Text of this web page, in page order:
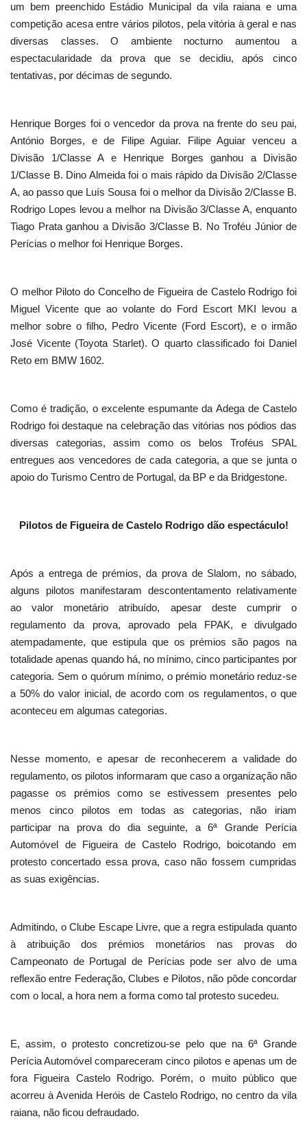
um bem preenchido Estádio Municipal da vila raiana e uma
competição acesa entre vários pilotos, pela vitória à geral e nas
diversas classes. O ambiente nocturno aumentou a
espectacularidade da prova que se decidiu, após cinco
tentativas, por décimas de segundo.
Henrique Borges foi o vencedor da prova na frente do seu pai,
António Borges, e de Filipe Aguiar. Filipe Aguiar venceu a
Divisão 1/Classe A e Henrique Borges ganhou a Divisão
1/Classe B. Dino Almeida foi o mais rápido da Divisão 2/Classe
A, ao passo que Luís Sousa foi o melhor da Divisão 2/Classe B.
Rodrigo Lopes levou a melhor na Divisão 3/Classe A, enquanto
Tiago Prata ganhou a Divisão 3/Classe B. No Troféu Júnior de
Perícias o melhor foi Henrique Borges.
O melhor Piloto do Concelho de Figueira de Castelo Rodrigo foi
Miguel Vicente que ao volante do Ford Escort MKI levou a
melhor sobre o filho, Pedro Vicente (Ford Escort), e o irmão
José Vicente (Toyota Starlet). O quarto classificado foi Daniel
Reto em BMW 1602.
Como é tradição, o excelente espumante da Adega de Castelo
Rodrigo foi destaque na celebração das vitórias nos pódios das
diversas categorias, assim como os belos Troféus SPAL
entregues aos vencedores de cada categoria, a que se junta o
apoio do Turismo Centro de Portugal, da BP e da Bridgestone.
Pilotos de Figueira de Castelo Rodrigo dão espectáculo!
Após a entrega de prémios, da prova de Slalom, no sábado,
alguns pilotos manifestaram descontentamento relativamente
ao valor monetário atribuído, apesar deste cumprir o
regulamento da prova, aprovado pela FPAK, e divulgado
atempadamente, que estipula que os prémios são pagos na
totalidade apenas quando há, no mínimo, cinco participantes por
categoria. Sem o quórum mínimo, o prémio monetário reduz-se
a 50% do valor inicial, de acordo com os regulamentos, o que
aconteceu em algumas categorias.
Nesse momento, e apesar de reconhecerem a validade do
regulamento, os pilotos informaram que caso a organização não
pagasse os prémios como se estivessem presentes pelo
menos cinco pilotos em todas as categorias, não iriam
participar na prova do dia seguinte, a 6ª Grande Perícia
Automóvel de Figueira de Castelo Rodrigo, boicotando em
protesto concertado essa prova, caso não fossem cumpridas
as suas exigências.
Admitindo, o Clube Escape Livre, que a regra estipulada quanto
à atribuição dos prémios monetários nas provas do
Campeonato de Portugal de Perícias pode ser alvo de uma
reflexão entre Federação, Clubes e Pilotos, não pôde concordar
com o local, a hora nem a forma como tal protesto sucedeu.
E, assim, o protesto concretizou-se pelo que na 6ª Grande
Perícia Automóvel compareceram cinco pilotos e apenas um de
fora Figueira Castelo Rodrigo. Porém, o muito público que
acorreu à Avenida Heróis de Castelo Rodrigo, no centro da vila
raiana, não ficou defraudado.